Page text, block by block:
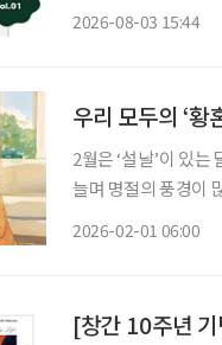
2026-08-03 15:44
우리 모두의 ‘황
2월은 ‘설날’이 있
늘며 명절의 풍경이
2026-02-01 06:00
[창간 10주년